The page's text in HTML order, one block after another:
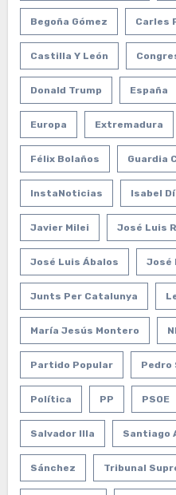
Begoña Gómez Carles
Castilla Y León
Donald Trump España
Europa Extremadura
Félix Bolaños Guardia
InstaNoticias Isabel
Javier Milei José Luis
José Luis Ábalos José
Junts Per Catalunya
María Jesús Montero
Partido Popular Pedro
Política PP PSOE
Salvador Illa Santiago
Sánchez Tribunal